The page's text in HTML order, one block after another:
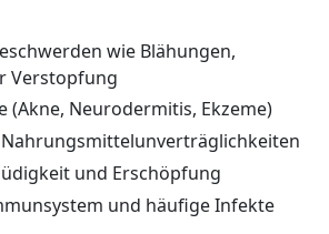
wie Blähungen,
Verstopfung
(Akne, Neurodermitis, Ekzeme)
und Erschöpfung
und häufige Infekte